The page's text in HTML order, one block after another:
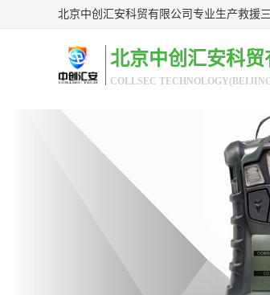
北京中创汇安科贸
COLLSEC